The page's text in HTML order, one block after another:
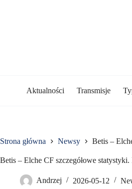
Aktualności Transmisje
Strona główna Newsy Betis –
Betis – Elche CF szczegółowe
Andrzej 2026-05-12